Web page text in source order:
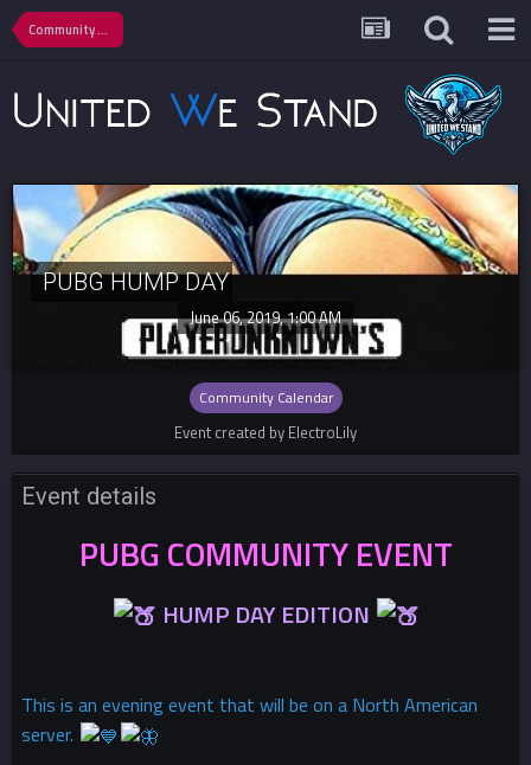
Community Calendar
PUBG HUMP DAY
June 06, 2019, 1:00 AM
Community Calendar
Event created by ElectroLily
Event details
PUBG COMMUNITY EVENT
HUMP DAY EDITION
This is an evening event that will be on a North American
server.